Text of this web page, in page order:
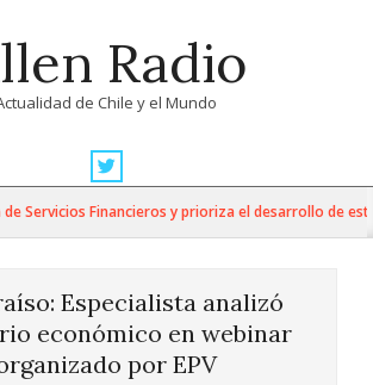
Radio
de Chile y el Mundo
Financieros y prioriza el desarrollo de esta
Especialista analizó
económico en webinar
por EPV